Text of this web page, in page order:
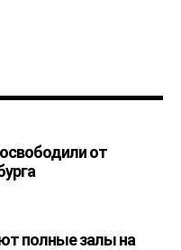
от
полные залы на